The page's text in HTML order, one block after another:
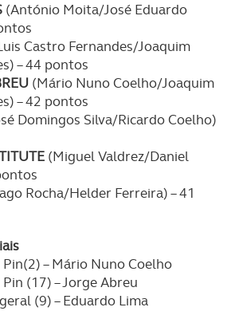
(António Moita/José Eduardo
Castro Fernandes/Joaquim
– 44 pontos
(Mário Nuno Coelho/Joaquim
– 42 pontos
Domingos Silva/Ricardo Coelho)
(Miguel Valdrez/Daniel
Rocha/Helder Ferreira) – 41
– Mário Nuno Coelho
(17) – Jorge Abreu
(9) – Eduardo Lima